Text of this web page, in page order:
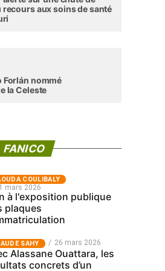
recours aux soins de santé
Forlán nommé
la Celeste
FANICO
COULIBALY
mars 2026
à l'exposition publique
plaques
SAHY 26 mars 2026
Alassane Ouattara, les
concrets d’un